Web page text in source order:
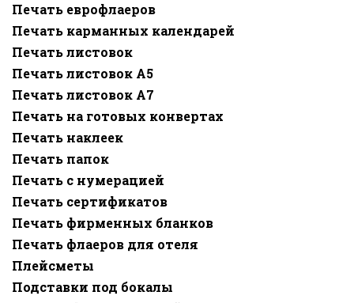
Печать еврофлаеров
Печать карманных календарей
Печать листовок
Печать листовок А5
Печать листовок А7
Печать на готовых конвертах
Печать наклеек
Печать папок
Печать с нумерацией
Печать сертификатов
Печать фирменных бланков
Печать флаеров для отеля
Плейсметы
Подставки под бокалы